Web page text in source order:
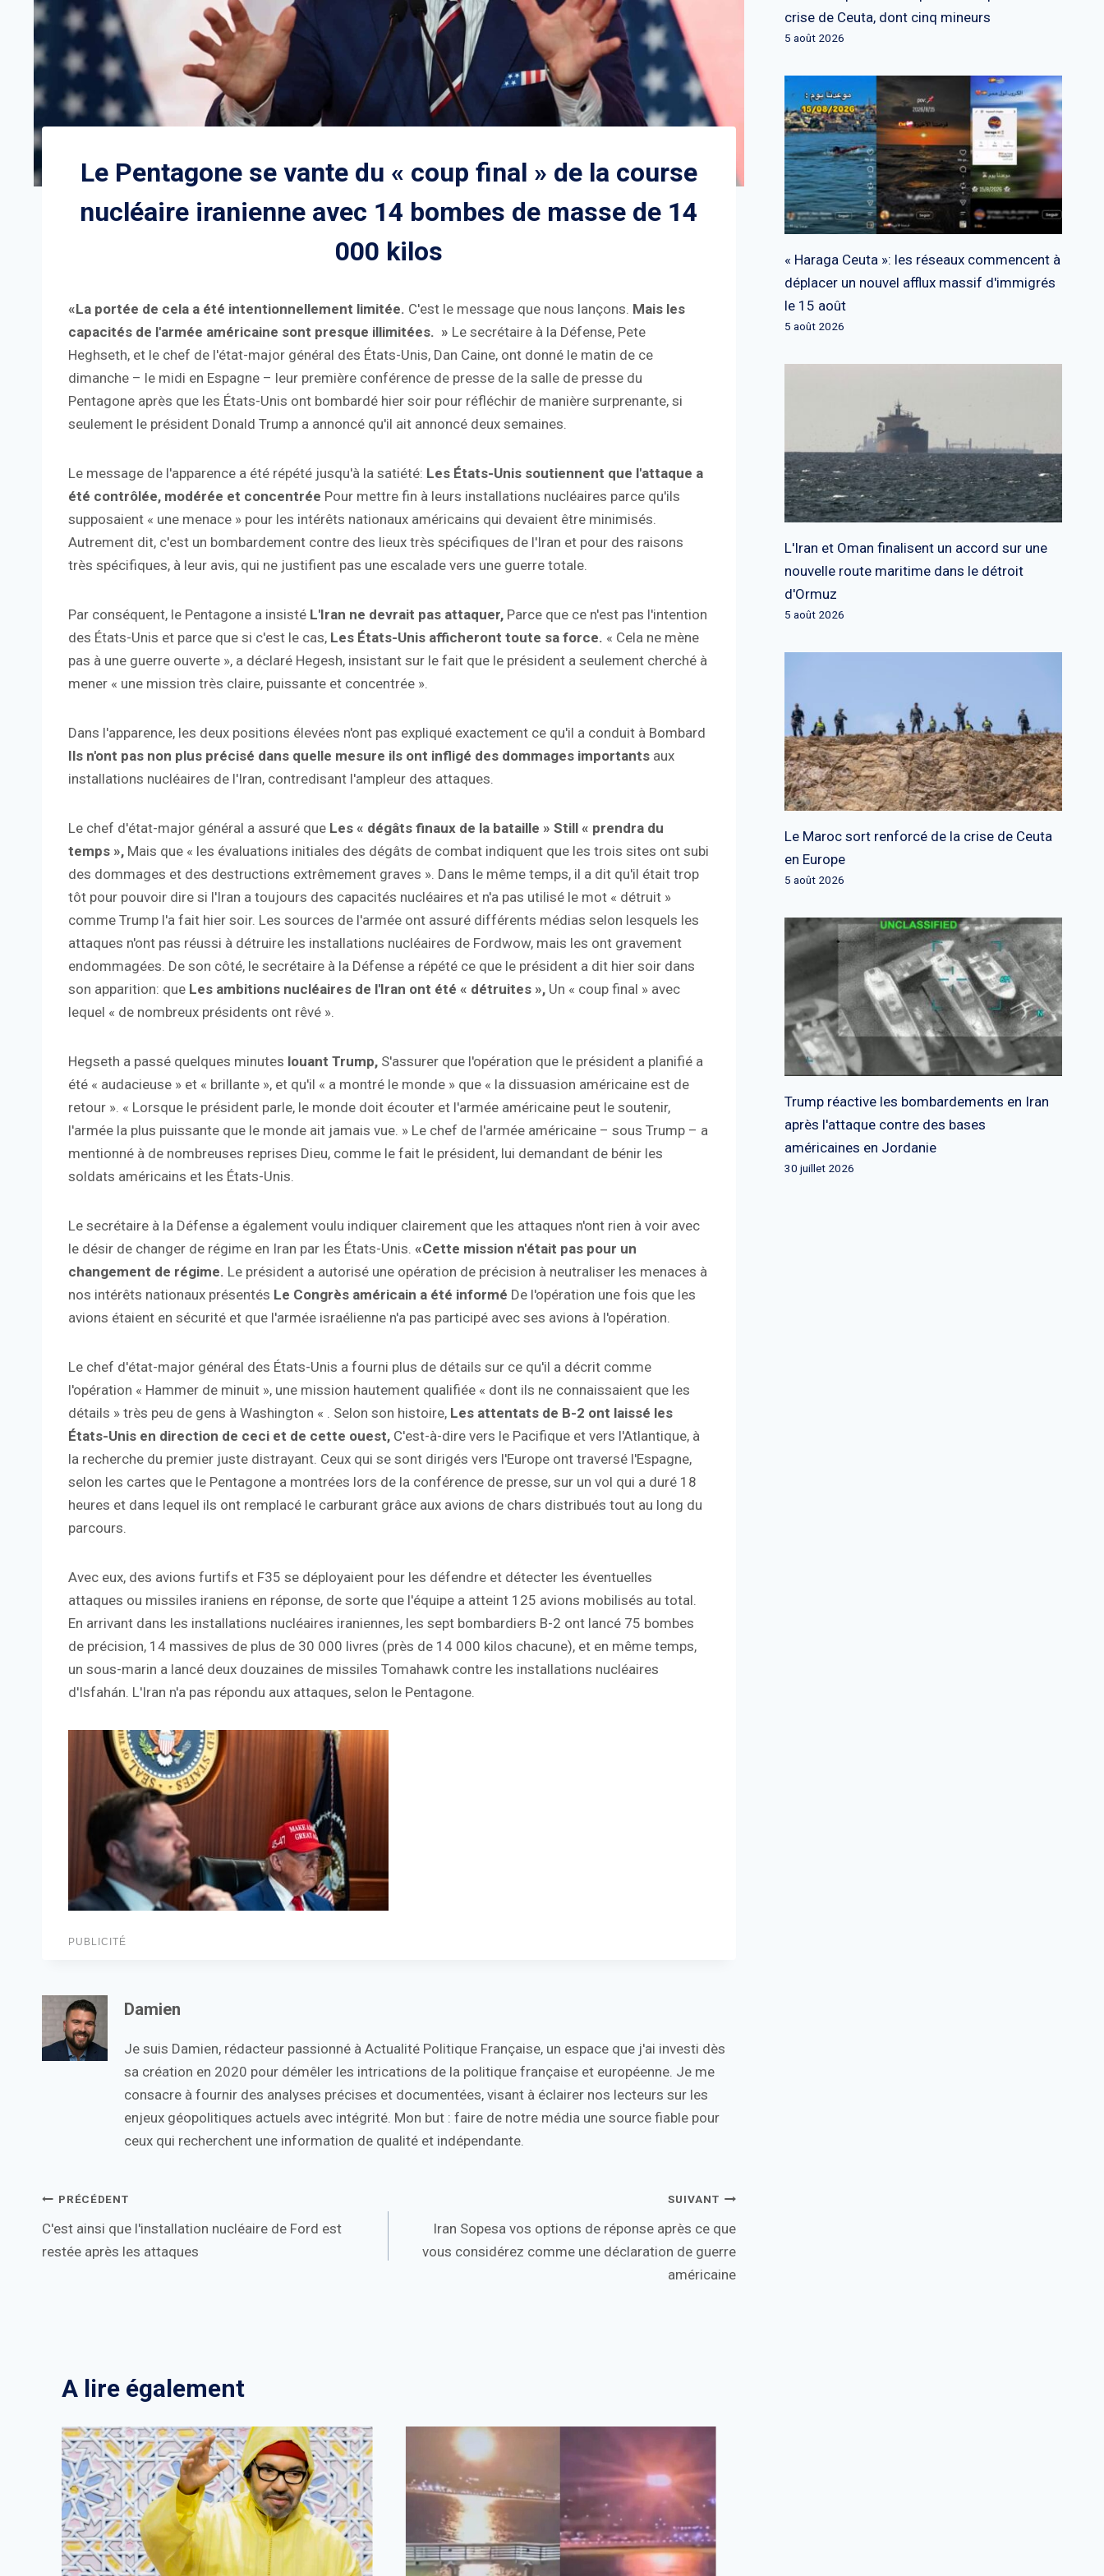
Le Pentagone se vante du « coup final » de la course
nucléaire iranienne avec 14 bombes de masse de 14
000 kilos
«La portée de cela a été intentionnellement limitée. C'est le message que nous lançons. Mais les
capacités de l'armée américaine sont presque illimitées. » Le secrétaire à la Défense, Pete
Heghseth, et le chef de l'état-major général des États-Unis, Dan Caine, ont donné le matin de ce
dimanche – le midi en Espagne – leur première conférence de presse de la salle de presse du
Pentagone après que les États-Unis ont bombardé hier soir pour réfléchir de manière surprenante, si
seulement le président Donald Trump a annoncé qu'il ait annoncé deux semaines.
Le message de l'apparence a été répété jusqu'à la satiété: Les États-Unis soutiennent que l'attaque a
été contrôlée, modérée et concentrée Pour mettre fin à leurs installations nucléaires parce qu'ils
supposaient « une menace » pour les intérêts nationaux américains qui devaient être minimisés.
Autrement dit, c'est un bombardement contre des lieux très spécifiques de l'Iran et pour des raisons
très spécifiques, à leur avis, qui ne justifient pas une escalade vers une guerre totale.
Par conséquent, le Pentagone a insisté L'Iran ne devrait pas attaquer, Parce que ce n'est pas l'intention
des États-Unis et parce que si c'est le cas, Les États-Unis afficheront toute sa force. « Cela ne mène
pas à une guerre ouverte », a déclaré Hegesh, insistant sur le fait que le président a seulement cherché à
mener « une mission très claire, puissante et concentrée ».
Dans l'apparence, les deux positions élevées n'ont pas expliqué exactement ce qu'il a conduit à Bombard
Ils n'ont pas non plus précisé dans quelle mesure ils ont infligé des dommages importants aux
installations nucléaires de l'Iran, contredisant l'ampleur des attaques.
Le chef d'état-major général a assuré que Les « dégâts finaux de la bataille » Still « prendra du
temps », Mais que « les évaluations initiales des dégâts de combat indiquent que les trois sites ont subi
des dommages et des destructions extrêmement graves ». Dans le même temps, il a dit qu'il était trop
tôt pour pouvoir dire si l'Iran a toujours des capacités nucléaires et n'a pas utilisé le mot « détruit »
comme Trump l'a fait hier soir. Les sources de l'armée ont assuré différents médias selon lesquels les
attaques n'ont pas réussi à détruire les installations nucléaires de Fordwow, mais les ont gravement
endommagées. De son côté, le secrétaire à la Défense a répété ce que le président a dit hier soir dans
son apparition: que Les ambitions nucléaires de l'Iran ont été « détruites », Un « coup final » avec
lequel « de nombreux présidents ont rêvé ».
Hegseth a passé quelques minutes louant Trump, S'assurer que l'opération que le président a planifié a
été « audacieuse » et « brillante », et qu'il « a montré le monde » que « la dissuasion américaine est de
retour ». « Lorsque le président parle, le monde doit écouter et l'armée américaine peut le soutenir,
l'armée la plus puissante que le monde ait jamais vue. » Le chef de l'armée américaine – sous Trump – a
mentionné à de nombreuses reprises Dieu, comme le fait le président, lui demandant de bénir les
soldats américains et les États-Unis.
Le secrétaire à la Défense a également voulu indiquer clairement que les attaques n'ont rien à voir avec
le désir de changer de régime en Iran par les États-Unis. «Cette mission n'était pas pour un
changement de régime. Le président a autorisé une opération de précision à neutraliser les menaces à
nos intérêts nationaux présentés Le Congrès américain a été informé De l'opération une fois que les
avions étaient en sécurité et que l'armée israélienne n'a pas participé avec ses avions à l'opération.
Le chef d'état-major général des États-Unis a fourni plus de détails sur ce qu'il a décrit comme
l'opération « Hammer de minuit », une mission hautement qualifiée « dont ils ne connaissaient que les
détails » très peu de gens à Washington « . Selon son histoire, Les attentats de B-2 ont laissé les
États-Unis en direction de ceci et de cette ouest, C'est-à-dire vers le Pacifique et vers l'Atlantique, à
la recherche du premier juste distrayant. Ceux qui se sont dirigés vers l'Europe ont traversé l'Espagne,
selon les cartes que le Pentagone a montrées lors de la conférence de presse, sur un vol qui a duré 18
heures et dans lequel ils ont remplacé le carburant grâce aux avions de chars distribués tout au long du
parcours.
Avec eux, des avions furtifs et F35 se déployaient pour les défendre et détecter les éventuelles
attaques ou missiles iraniens en réponse, de sorte que l'équipe a atteint 125 avions mobilisés au total.
En arrivant dans les installations nucléaires iraniennes, les sept bombardiers B-2 ont lancé 75 bombes
de précision, 14 massives de plus de 30 000 livres (près de 14 000 kilos chacune), et en même temps,
un sous-marin a lancé deux douzaines de missiles Tomahawk contre les installations nucléaires
d'Isfahán. L'Iran n'a pas répondu aux attaques, selon le Pentagone.
PUBLICITÉ
Damien
Je suis Damien, rédacteur passionné à Actualité Politique Française, un espace que j'ai investi dès
sa création en 2020 pour démêler les intrications de la politique française et européenne. Je me
consacre à fournir des analyses précises et documentées, visant à éclairer nos lecteurs sur les
enjeux géopolitiques actuels avec intégrité. Mon but : faire de notre média une source fiable pour
ceux qui recherchent une information de qualité et indépendante.
Navigation
de
PRÉCÉDENT
C'est ainsi que l'installation nucléaire de Ford est
restée après les attaques
SUIVANT
Iran Sopesa vos options de réponse après ce que
vous considérez comme une déclaration de guerre
américaine
A lire également
crise de Ceuta, dont cinq mineurs
5 août 2026
« Haraga Ceuta »: les réseaux commencent à
déplacer un nouvel afflux massif d'immigrés
le 15 août
5 août 2026
L'Iran et Oman finalisent un accord sur une
nouvelle route maritime dans le détroit
d'Ormuz
5 août 2026
Le Maroc sort renforcé de la crise de Ceuta
en Europe
5 août 2026
Trump réactive les bombardements en Iran
après l'attaque contre des bases
américaines en Jordanie
30 juillet 2026